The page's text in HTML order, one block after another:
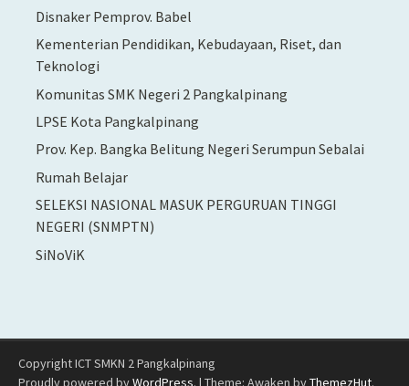
Disnaker Pemprov. Babel
Kementerian Pendidikan, Kebudayaan, Riset, dan
Teknologi
Komunitas SMK Negeri 2 Pangkalpinang
LPSE Kota Pangkalpinang
Prov. Kep. Bangka Belitung Negeri Serumpun Sebalai
Rumah Belajar
SELEKSI NASIONAL MASUK PERGURUAN TINGGI
NEGERI (SNMPTN)
SiNoViK
Copyright ICT SMKN 2 Pangkalpinang
Proudly powered byWordPress. | Theme: Awaken byThemezHut.